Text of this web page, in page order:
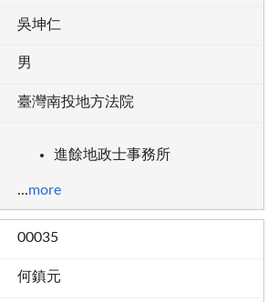
吳坤仁
男
臺灣南投地方法院
進餘地政士事務所
...more
00035
何鎮元